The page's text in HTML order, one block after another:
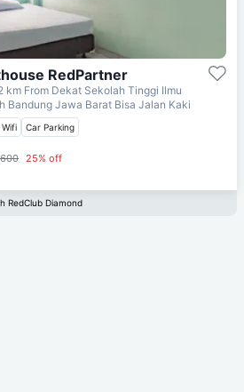
RedPartner
km From Dekat Sekolah Tinggi Ilmu
Bandung Jawa Barat Bisa Jalan Kaki
Car Parking
25% off
RedClub Diamond